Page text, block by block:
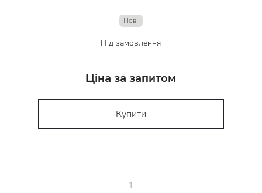
Нові
Під замовлення
Ціна за запитом
Купити
1